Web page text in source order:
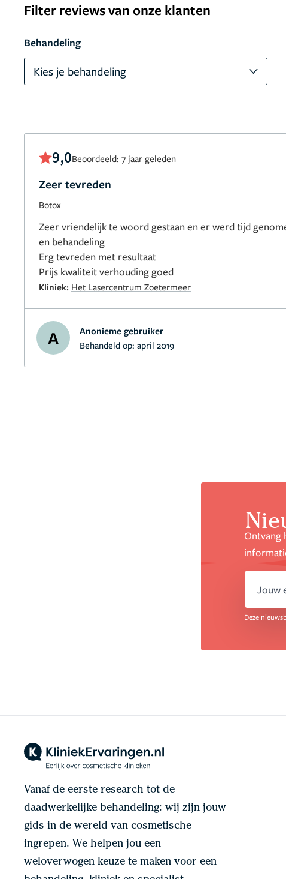
Filter reviews van onze klanten
Behandeling
Kies je behandeling
9,0Beoordeeld: 7 jaar geleden
Zeer tevreden
Botox
Zeer vriendelijk te woord gestaan en er werd tijd
en behandeling
Erg tevreden met resultaat
Prijs kwaliteit verhouding goed
Kliniek: Het Lasercentrum Zoetermeer
A
Anonieme gebruiker
Behandeld op: april 2019
Ontvang
email
Deze
Vanaf de eerste research tot de
daadwerkelijke behandeling: wij zijn jouw
gids in de wereld van cosmetische
ingrepen. We helpen jou een
weloverwogen keuze te maken voor een